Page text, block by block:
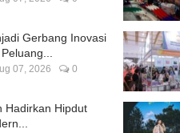
Gerbang Inovasi
07, 2026 0
Hadirkan Hipdut